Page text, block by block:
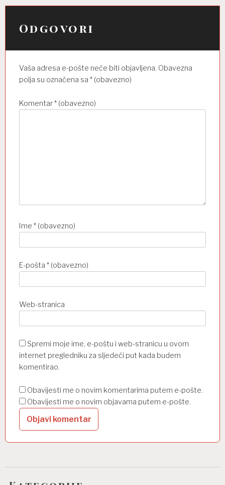
a
Odgovori
Vaša adresa e-pošte neće biti objavljena. Obavezna
polja su označena sa * (obavezno)
Komentar* (obavezno)
Ime * (obavezno)
E-pošta * (obavezno)
Web-stranica
Spremi moje ime, e-poštu i web-stranicu u ovom
internet pregledniku za sljedeći put kada budem
komentirao.
Obavijesti me o novim komentarima putem e-pošte.
Obavijesti me o novim objavama putem e-pošte.